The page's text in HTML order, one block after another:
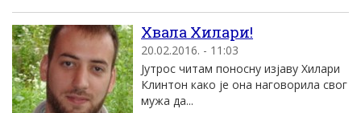
Хвала Хилари!
20.02.2016. - 11:03
Јутрос читам поносну изјаву Хилари
Клинтон како је она наговорила свог
мужа да...